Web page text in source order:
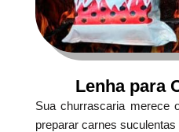
Lenha para
Sua churrascaria merece
preparar carnes